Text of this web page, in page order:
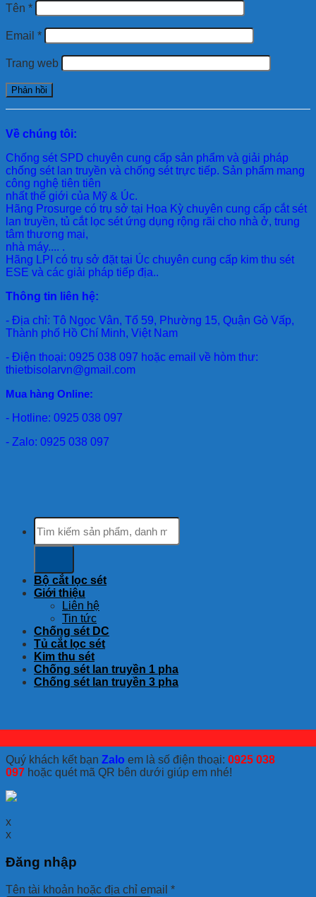
Tên *
Email *
Trang web
Về chúng tôi:
Chống sét SPD chuyên cung cấp sản phẩm và giải pháp
chống sét lan truyền và chống sét trực tiếp. Sản phẩm mang
công nghệ tiên tiên
nhất thế giới của Mỹ & Úc.
Hãng Prosurge có trụ sở tại Hoa Kỳ chuyên cung cấp cắt sét
lan truyền, tủ cắt lọc sét ứng dụng rộng rãi cho nhà ở, trung
tâm thương mại,
nhà máy.... .
Hãng LPI có trụ sở đặt tại Úc chuyên cung cấp kim thu sét
ESE và các giải pháp tiếp địa..
Thông tin liên hệ:
- Địa chỉ: Tô Ngọc Vân, Tổ 59, Phường 15, Quận Gò Vấp,
Thành phố Hồ Chí Minh, Việt Nam
- Điện thoại: 0925 038 097 hoặc email về hòm thư:
thietbisolarvn@gmail.com
Mua hàng Online:
- Hotline: 0925 038 097
- Zalo: 0925 038 097
Tìm
kiếm:
Bộ cắt lọc sét
Giới thiệu
Liên hệ
Tin tức
Chống sét DC
Tủ cắt lọc sét
Kim thu sét
Chống sét lan truyền 1 pha
Chống sét lan truyền 3 pha
Quý khách kết bạn Zalo em là số điện thoại: 0925 038
097 hoặc quét mã QR bên dưới giúp em nhé!
x
x
Đăng nhập
Tên tài khoản hoặc địa chỉ email *